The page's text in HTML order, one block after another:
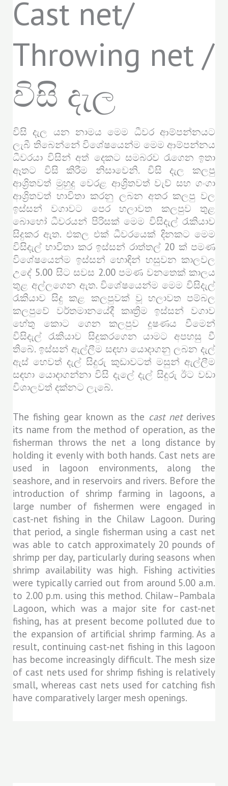
Cast net/
Throwing net /
විසි දැල
විසි දැල යන නාමය මෙම ධීවර ආම්පන්නයට
ලැබී තිබෙන්නේ විශේෂයෙන්ම මෙම ආම්පන්නය
ධීවරයා විසින් අත් දෙකට සමබරව රැගෙන ඉතා
ඈතට විසි කිරීම නිසාවෙනි. විසි දැල කලපු
ආශ්‍රිතවත් මුහුදු වෙරළ ආශ්‍රිතවත් වැව් සහ ගංගා
ආශ්‍රිතවත් භාවිතා කරනු ලබන අතර කලපු වල
ඉස්සන් වගාවට පෙර හලාවත කලපුව තුළ
බොහෝ ධීවරයන් පිරිසක් මෙම විසිදැල් රැකියාව
සිදුකර ඇත. එකල එක් ධීවරයෙක් දිනකට මෙම
විසිදැල් භාවිතා කර ඉස්සන් රාත්තල් 20 ක් පමණ
විශේෂයෙන්ම ඉස්සන් හොඳින් හසුවන කාලවල
උදේ 5.00 සිට සවස 2.00 පමණ වනතෙක් කාලය
තුළ අල්ලගෙන ඇත. විශේෂයෙන්ම මෙම විසිදැල්
රැකියාව සිදු කළ කලපුවක් වූ හලාවත පම්බල
කලපුවේ වර්තමානයේදී කෘත්‍රිම ඉස්සන් වගාව
හේතු කොට ගෙන කලපුව දූෂණය වීමෙන්
විසිදැල් රැකියාව සිදුකරගෙන යාමට අපහසු වී
තිබේ. ඉස්සන් ඇල්ලීම සඳහා යොදාගනු ලබන දැල්
ඇස් හෙවත් දැල් සිදුරු කුඩාවටත් මසුන් ඇල්ලීම
සඳහා යොදාගන්නා විසි දැලේ දැල් සිදුරු ඊට වඩා
විශාලවත් දක්නට ලැබේ.
The fishing gear known as the cast netderives
its name from the method of operation, as the
fisherman throws the net a long distance by
holding it evenly with both hands. Cast nets are
used in lagoon environments, along the
seashore, and in reservoirs and rivers. Before the
introduction of shrimp farming in lagoons, a
large number of fishermen were engaged in
cast-net fishing in the Chilaw Lagoon. During
that period, a single fisherman using a cast net
was able to catch approximately 20 pounds of
shrimp per day, particularly during seasons when
shrimp availability was high. Fishing activities
were typically carried out from around 5.00 a.m.
to 2.00 p.m. using this method. Chilaw–Pambala
Lagoon, which was a major site for cast-net
fishing, has at present become polluted due to
the expansion of artificial shrimp farming. As a
result, continuing cast-net fishing in this lagoon
has become increasingly difficult. The mesh size
of cast nets used for shrimp fishing is relatively
small, whereas cast nets used for catching fish
have comparatively larger mesh openings.